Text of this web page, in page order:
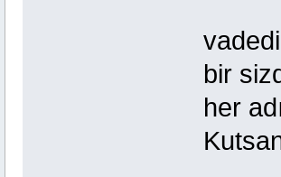
bir
her